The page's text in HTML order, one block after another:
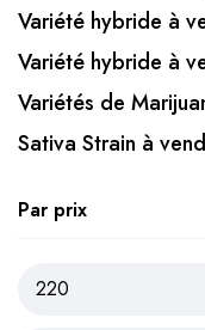
Variété hybride à
Variété hybride à
Variétés de
Sativa Strain à
Par prix